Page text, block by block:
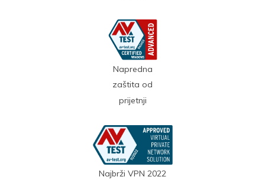
Napredna
zaštita od
prijetnji
Najbrži VPN 2022